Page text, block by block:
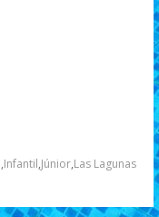
,Infantil,Júnior,Las Lagunas